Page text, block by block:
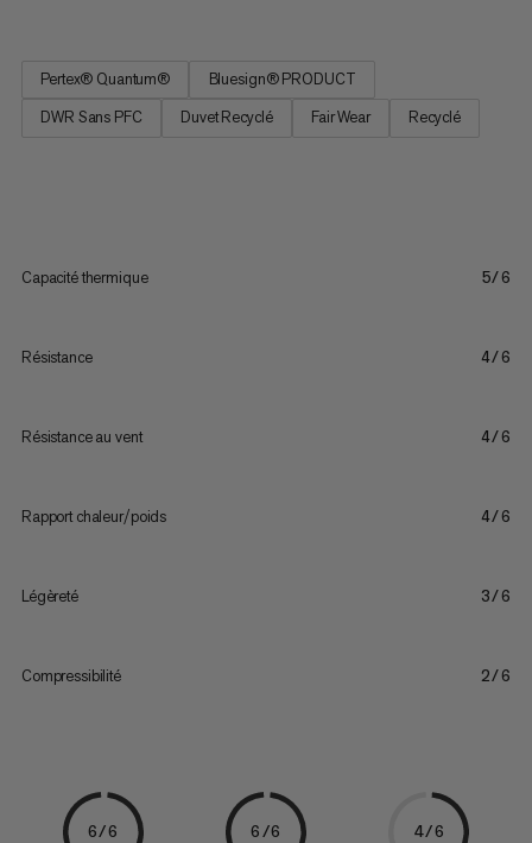
Pertex® Quantum®
Bluesign® PRODUCT
DWR Sans PFC
Duvet Recyclé Fair Wear Recyclé
Capacité thermique 5/6
Résistance 4/6
Résistance au vent 4/6
Rapport chaleur/poids 4/6
Légèreté 3/6
Compressibilité 2/6
6/6 6/6 4/6